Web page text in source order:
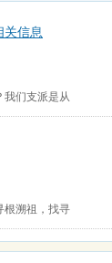
信息
我们支派是从
根溯祖，找寻